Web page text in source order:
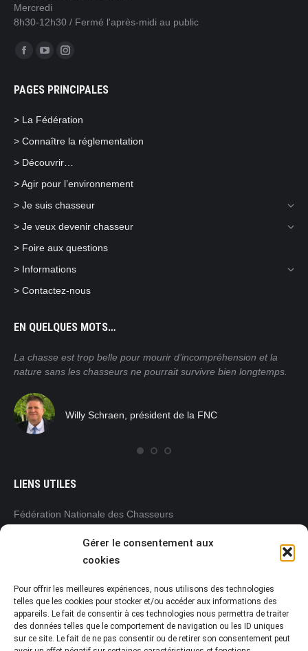
Gérer le consentement aux
cookies
Pour offrir les meilleures expériences, nous utilisons des technologies
telles que les cookies pour stocker et/ou accéder aux informations des
appareils. Le fait de consentir à ces technologies nous permettra de traiter
des données telles que le comportement de navigation ou les ID uniques
sur ce site. Le fait de ne pas consentir ou de retirer son consentement peut
Mercredi
8h30-12h30 / Fermé l'après-midi au public
Trouvez nous sur :
Facebook
opens
window
YouTube
opens
window
Instagram
opens
window
PAGES PRINCIPALES
> La Fédération
> Connaître la réglementation
> Découvrir…
> Agir pour l’environnement
> Je suis chasseur
> Je veux devenir chasseur
> Foire aux questions
> Informations
> Contactez-nous
EN QUELQUES MOTS…
La chasse est trop belle pour mourir d’incompréhension et la
nature sans les chasseurs ne pourrait survivre bien longtemps.
Willy Schraen, président de la FNC
LIENS UTILES
Fédération Nationale des Chasseurs
Fédération Régionale des Chasseurs
Pays de la Loire
L’Office français de la biodiversité (OFB)
www.ofb.gouv.fr
Préfecture de la Vendée